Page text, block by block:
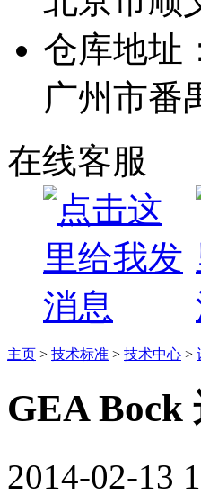
仓库地址
广州市番
在线客服
主页 > 技术标准 > 技术中心 >
GEA Bock
2014-02-13